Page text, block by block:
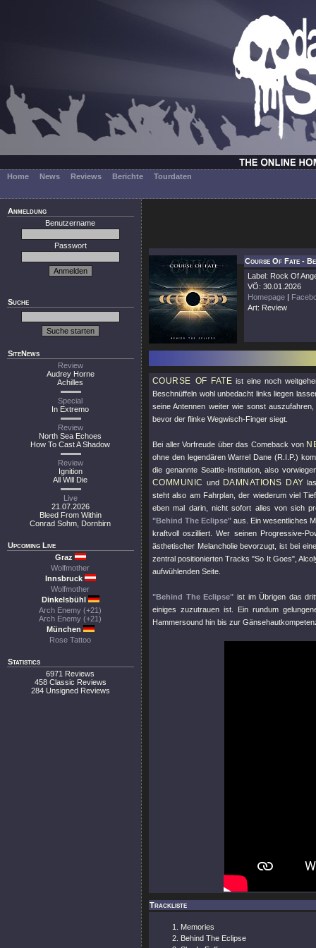
Home News Reviews Berichte Tourdaten
Anmeldung
Benutzername
Passwort
Suche
SiteNews
Review
Audrey Horne
Achilles
Special
In Extremo
Review
North Sea Echoes
How To Cast A Shadow
Review
Ignition
All Will Die
Live
21.07.2026
Bleed From Within
Conrad Sohm, Dornbirn
Upcoming Live
Graz
Wolfmother
Innsbruck
Wolfmother
Dinkelsbühl
Arch Enemy (+21)
Arch Enemy (+21)
München
Rose Tattoo
Statistics
6971 Reviews
458 Classic Reviews
284 Unsigned Reviews
Course Of Fate -
Label: Rock Of
VÖ: 30.01.2026
Homepage |
Art: Review
COURSE OF FATE ist eine noch
Beschnüffeln wohl unbedacht links liegen
seine Antennen weiter wie sonst
bevor der flinke Wegwisch-Finger siegt.
Bei aller Vorfreude über das Comeback von
ohne den legendären Warrel Dane (R.I.P.)
die genannte Seattle-Institution, also
COMMUNIC und DAMNATIONS DAY
steht also am Fahrplan, der wiederum viel
eben mal darin, nicht sofort alles von sich
"Behind The Eclipse" aus. Ein wesentliches
kraftvoll oszilliert. Wer seinen Progressive-
ästhetischer Melancholie bevorzugt, ist bei
zentral positionierten Tracks"So It Goes",
aufwühlenden Seite.
"Behind The Eclipse" ist im Übrigen das
einiges zuzutrauen ist. Ein rundum
Hammersound hin bis zur
Trackliste
Memories
Behind The Eclipse